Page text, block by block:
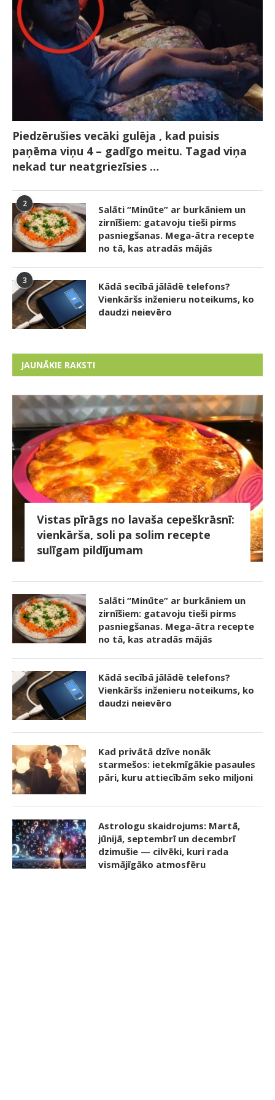
Piedzērušies vecāki gulēja , kad puisis
paņēma viņu 4 – gadīgo meitu. Tagad viņa
nekad tur neatgriezīsies …
2
Salāti “Minūte” ar burkāniem un
zirnīšiem: gatavoju tieši pirms
pasniegšanas. Mega-ātra recepte
no tā, kas atradās mājās
3
Kādā secībā jālādē telefons?
Vienkāršs inženieru noteikums, ko
daudzi neievēro
JAUNĀKIE RAKSTI
Vistas pīrāgs no lavaša cepeškrāsnī:
vienkārša, soli pa solim recepte
sulīgam pildījumam
Salāti “Minūte” ar burkāniem un
zirnīšiem: gatavoju tieši pirms
pasniegšanas. Mega-ātra recepte
no tā, kas atradās mājās
Kādā secībā jālādē telefons?
Vienkāršs inženieru noteikums, ko
daudzi neievēro
Kad privātā dzīve nonāk
starmešos: ietekmīgākie pasaules
pāri, kuru attiecībām seko miljoni
Astrologu skaidrojums: Martā,
jūnijā, septembrī un decembrī
dzimušie — cilvēki, kuri rada
vismājīgāko atmosfēru